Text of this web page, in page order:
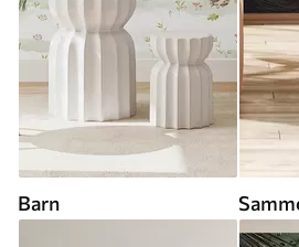
Barn